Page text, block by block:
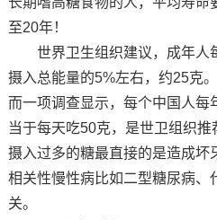
至20年！
世界卫生组织建议，成年人
摄入总能量的5%左右，约25克。
而一项调查显示，每个中国人每
当于每天吃50克，是世卫组织推
摄入过多的糖最直接的是造成坏
相关性慢性病比如二型糖尿病、
关。